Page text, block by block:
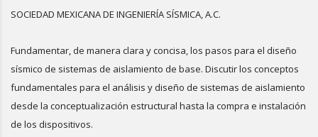
SOCIEDAD MEXICANA DE INGENIERÍA SÍSMICA, A.C.
Fundamentar, de manera clara y concisa, los pasos para el diseño
sísmico de sistemas de aislamiento de base. Discutir los conceptos
fundamentales para el análisis y diseño de sistemas de aislamiento
desde la conceptualización estructural hasta la compra e instalación
de los dispositivos.